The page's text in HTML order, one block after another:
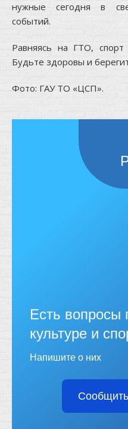
нужные сегодня в
событий.
Равняясь на ГТО,
Будьте здоровы и
Фото: ГАУ ТО «ЦСП».
Есть вопросы
культуре и
Напишите о них